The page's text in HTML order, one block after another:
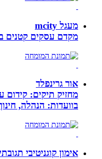
מעגל mcity
מקדם עסקים קטנים
אור גרינפלד
מחזיק תיקים: קידום
בוועדות: הנהלה,
אימון קוגניטיבי